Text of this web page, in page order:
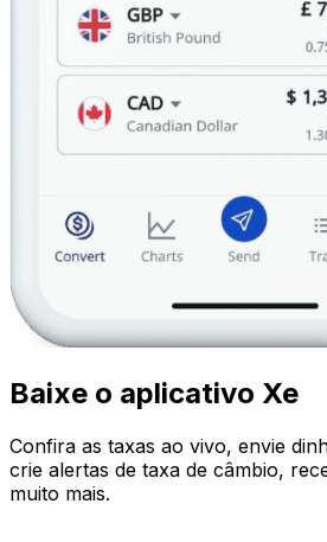
Baixe o aplicativo Xe
Confira as taxas ao vivo, envie
crie alertas de taxa de câmbio,
muito mais.